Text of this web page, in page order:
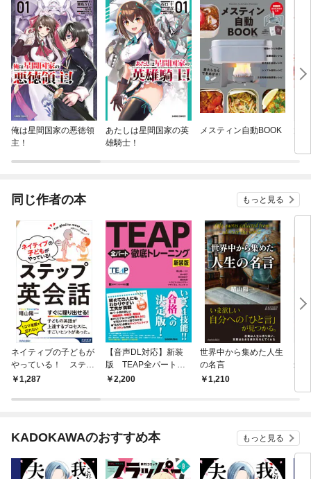
俺は星間国家の悪徳領
主！
あたしは星間国家の英
雄騎士！
メスティン自動BOOK
同じ作者の本 もっと見る
ネイティブの子どもが
やっている！ ステッ
プ英会話
1,287
【音声DL対応】新装
版 TEAP全パート徹
底トレーニング
2,200
世界中から集めた人生
の名言
1,210
最
KADOKAWAのおすすめ本 もっと見る